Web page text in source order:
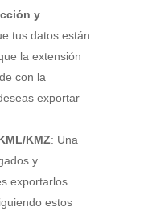
y
tus datos están
la extensión
con la
exportar
KMZ: Una
y
exportarlos
estos